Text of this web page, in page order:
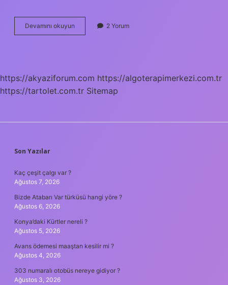
Devamını okuyun
Rakam
2 Yorum
https://akyaziforum.com https://algoterapimerkezi.com.tr
https://tartolet.com.tr Sitemap
SIDEBAR
Son Yazılar
Kaç çeşit çalgı var ?
Ağustos 7, 2026
Bizde Atabarı Var türküsü hangi yöre ?
Ağustos 6, 2026
Konya’daki Kürtler nereli ?
Ağustos 5, 2026
Avans ödemesi maaştan kesilir mi ?
Ağustos 4, 2026
303 numaralı otobüs nereye gidiyor ?
Ağustos 3, 2026